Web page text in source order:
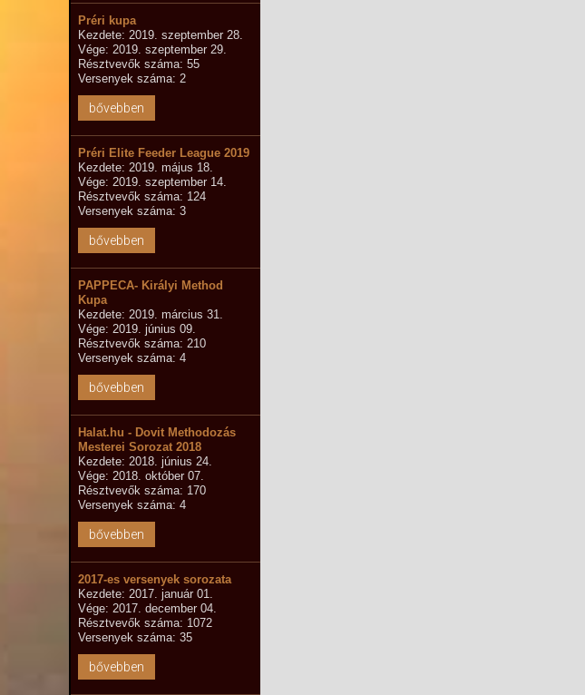
Préri kupa
Kezdete: 2019. szeptember 28.
Vége: 2019. szeptember 29.
Résztvevők száma: 55
Versenyek száma: 2
bővebben
Préri Elite Feeder League 2019
Kezdete: 2019. május 18.
Vége: 2019. szeptember 14.
Résztvevők száma: 124
Versenyek száma: 3
bővebben
PAPPECA- Királyi Method
Kupa
Kezdete: 2019. március 31.
Vége: 2019. június 09.
Résztvevők száma: 210
Versenyek száma: 4
bővebben
Halat.hu - Dovit Methodozás
Mesterei Sorozat 2018
Kezdete: 2018. június 24.
Vége: 2018. október 07.
Résztvevők száma: 170
Versenyek száma: 4
bővebben
2017-es versenyek sorozata
Kezdete: 2017. január 01.
Vége: 2017. december 04.
Résztvevők száma: 1072
Versenyek száma: 35
bővebben